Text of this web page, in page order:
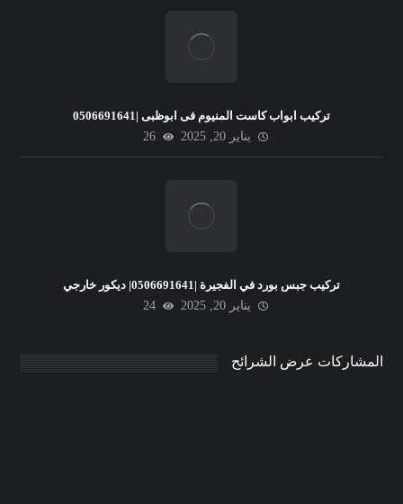
تركيب ابواب كاست المنيوم فى ابوظبى |0506691641
يناير 20, 2025
26
تركيب جبس بورد في الفجيرة |0506691641| ديكور خارجي
يناير 20, 2025
24
المشاركات عرض الشرائح